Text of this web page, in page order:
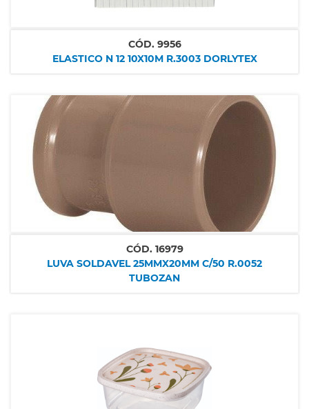
CÓD. 9956
ELASTICO N 12 10X10M R.3003 DORLYTEX
CÓD. 16979
LUVA SOLDAVEL 25MMX20MM C/50 R.0052
TUBOZAN